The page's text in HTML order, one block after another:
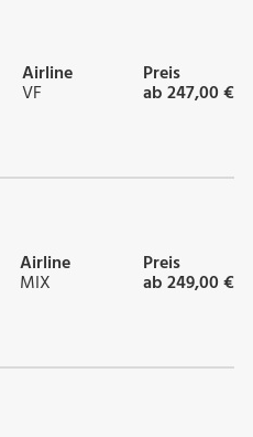
Airline
VF
Preis
ab 247,00 €
Airline
MIX
Preis
ab 249,00 €